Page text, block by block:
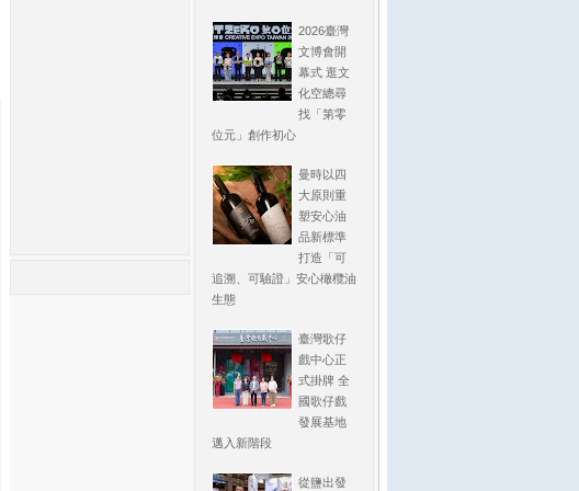
2026臺灣
文博會開
幕式 逛文
化空總尋
找「第零
位元」創作初心
曼時以四
大原則重
塑安心油
品新標準
打造「可
追溯、可驗證」安心橄欖油
生態
臺灣歌仔
戲中心正
式掛牌 全
國歌仔戲
發展基地
邁入新階段
從鹽出發